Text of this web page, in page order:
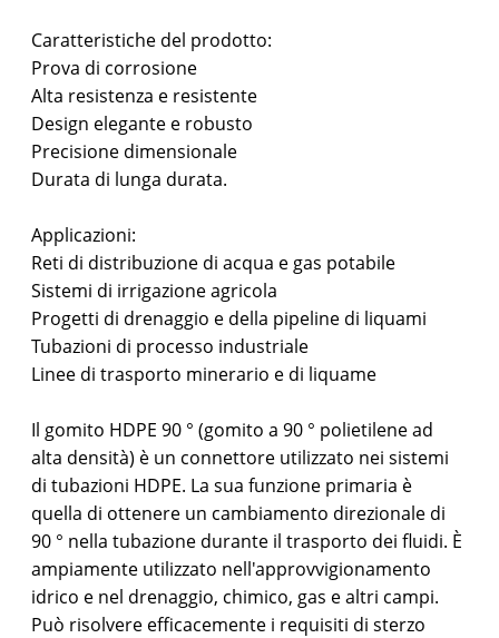
Caratteristiche del prodotto:
Prova di corrosione
Alta resistenza e resistente
Design elegante e robusto
Precisione dimensionale
Durata di lunga durata.
Applicazioni:
Reti di distribuzione di acqua e gas potabile
Sistemi di irrigazione agricola
Progetti di drenaggio e della pipeline di liquami
Tubazioni di processo industriale
Linee di trasporto minerario e di liquame
Il gomito HDPE 90 ° (gomito a 90 ° polietilene ad
alta densità) è un connettore utilizzato nei sistemi
di tubazioni HDPE. La sua funzione primaria è
quella di ottenere un cambiamento direzionale di
90 ° nella tubazione durante il trasporto dei fluidi. È
ampiamente utilizzato nell'approvvigionamento
idrico e nel drenaggio, chimico, gas e altri campi.
Può risolvere efficacemente i requisiti di sterzo